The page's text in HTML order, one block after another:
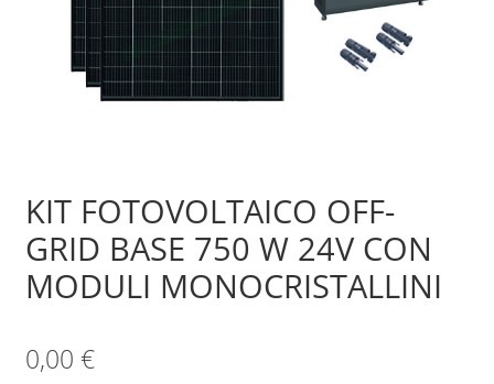
KIT FOTOVOLTAICO OFF-
GRID BASE 750 W 24V CON
MODULI MONOCRISTALLINI
0,00 €